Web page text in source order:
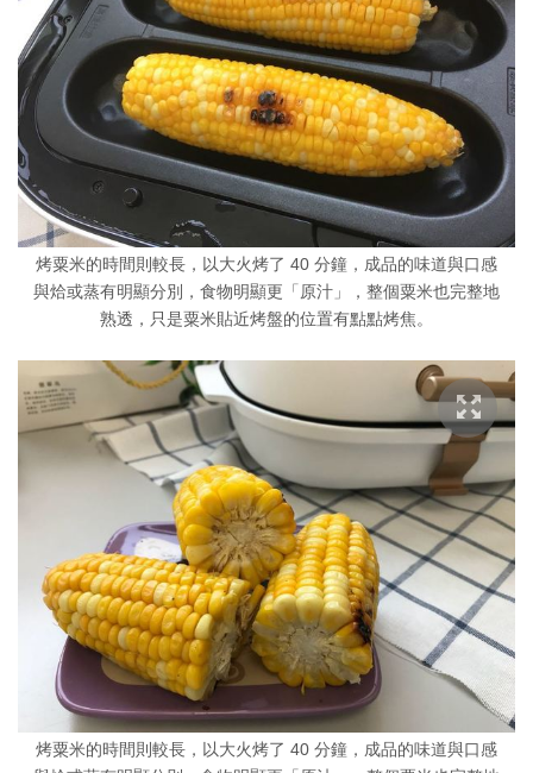
烤粟米的時間則較長，以大火烤了 40 分鐘，成品的味道與口感
與烚或蒸有明顯分別，食物明顯更「原汁」，整個粟米也完整地
熟透，只是粟米貼近烤盤的位置有點點烤焦。
烤粟米的時間則較長，以大火烤了 40 分鐘，成品的味道與口感